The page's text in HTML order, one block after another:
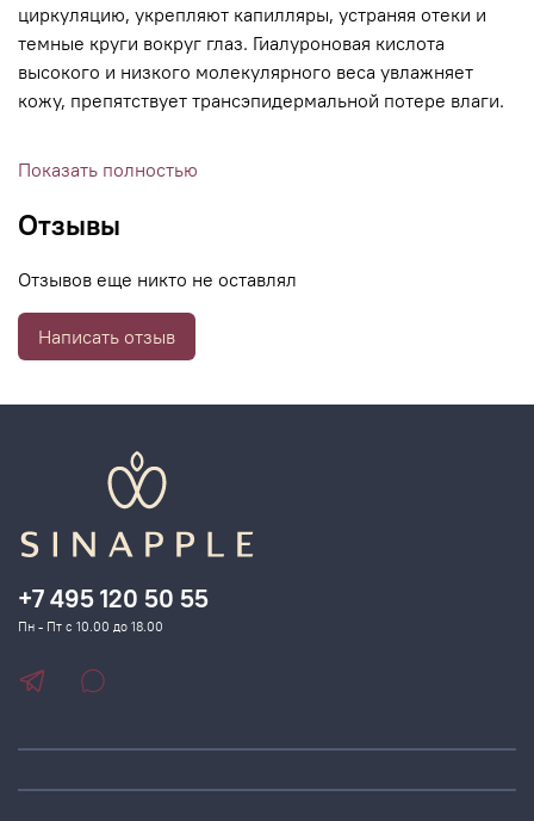
циркуляцию, укрепляют капилляры, устраняя отеки и
темные круги вокруг глаз. Гиалуроновая кислота
высокого и низкого молекулярного веса увлажняет
кожу, препятствует трансэпидермальной потере влаги.
Показать полностью
Отзывы
Отзывов еще никто не оставлял
Написать отзыв
+7 495 120 50 55
Пн - Пт с 10.00 до 18.00